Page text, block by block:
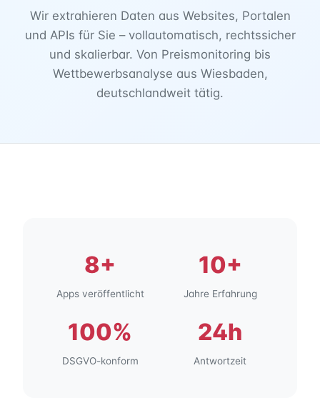
Wir extrahieren Daten aus Websites, Portalen
und APIs für Sie – vollautomatisch, rechtssicher
und skalierbar. Von Preismonitoring bis
Wettbewerbsanalyse aus Wiesbaden,
deutschlandweit tätig.
8+
Apps veröffentlicht
10+
Jahre Erfahrung
100%
DSGVO-konform
24h
Antwortzeit